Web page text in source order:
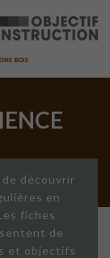
découvrir
en
fiches
de
et objectifs